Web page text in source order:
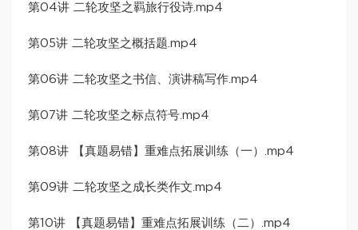
第04讲 二轮攻坚之羁旅行役诗.mp4
第05讲 二轮攻坚之概括题.mp4
第06讲 二轮攻坚之书信、演讲稿写作.mp4
第07讲 二轮攻坚之标点符号.mp4
第08讲 【真题易错】重难点拓展训练（一）.mp4
第09讲 二轮攻坚之成长类作文.mp4
第10讲 【真题易错】重难点拓展训练（二）.mp4